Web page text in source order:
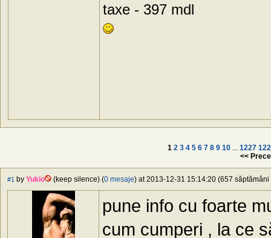
taxe - 397 mdl
1 2 3 4 5 6 7 8 9 10 ... 1227
<<
#1 by Yukio (keep silence) (0 mesaje) at 2013-12-31 15:14:20 (657 săptămâni
pune info cu foarte
cum cumperi , la ce